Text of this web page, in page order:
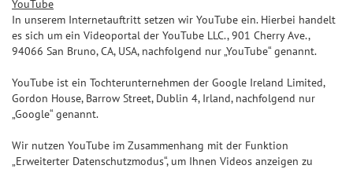
YouTube
In unserem Internetauftritt setzen wir YouTube ein. Hierbei handelt
es sich um ein Videoportal der YouTube LLC., 901 Cherry Ave.,
94066 San Bruno, CA, USA, nachfolgend nur „YouTube“ genannt.
YouTube ist ein Tochterunternehmen der Google Ireland Limited,
Gordon House, Barrow Street, Dublin 4, Irland, nachfolgend nur
„Google“ genannt.
Wir nutzen YouTube im Zusammenhang mit der Funktion
„Erweiterter Datenschutzmodus“, um Ihnen Videos anzeigen zu